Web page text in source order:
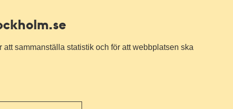
sammanställa statistik och för att webbplatsen ska